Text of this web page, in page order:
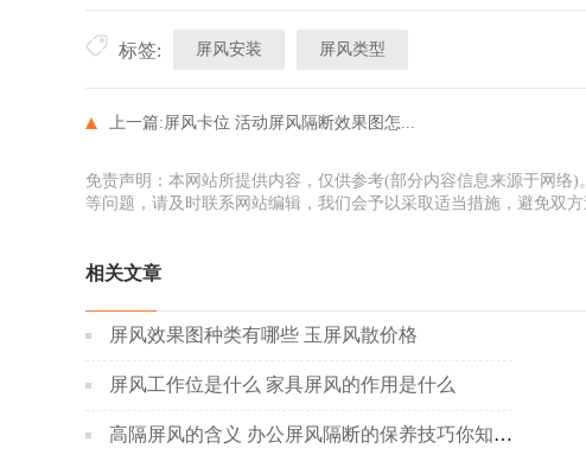
标签: 屏风安装 屏风类型
上一篇:屏风卡位 活动屏风隔断效果图怎...
免责声明：本网站所提供内容，仅供参考(部分内容信息来源于网
等问题，请及时联系网站编辑，我们会予以采取适当措施，避免双方
相关文章
屏风效果图种类有哪些 玉屏风散价格
屏风工作位是什么 家具屏风的作用是什么
高隔屏风的含义 办公屏风隔断的保养技巧你知道几个？